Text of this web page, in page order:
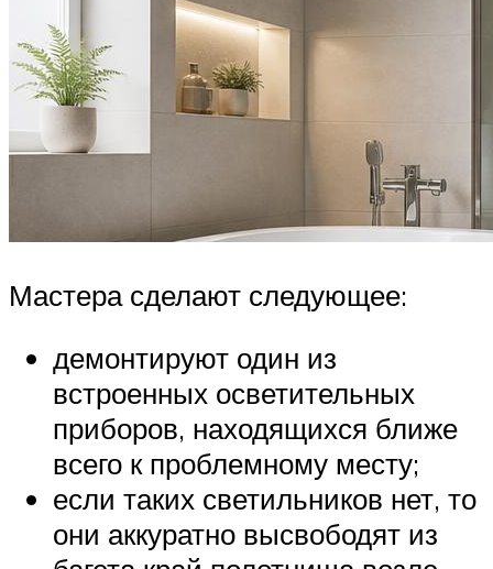
Мастера сделают следующее:
демонтируют один из
встроенных осветительных
приборов, находящихся ближе
всего к проблемному месту;
если таких светильников нет, то
они аккуратно высвободят из